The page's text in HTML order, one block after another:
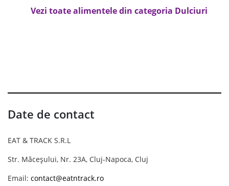
Vezi toate alimentele din categoria Dulciuri
Date de contact
EAT & TRACK S.R.L
Str. Măceșului, Nr. 23A, Cluj-Napoca, Cluj
Email: contact@eatntrack.ro